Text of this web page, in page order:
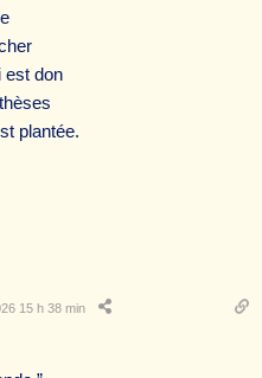
est don
plantée.
15 h 38 min